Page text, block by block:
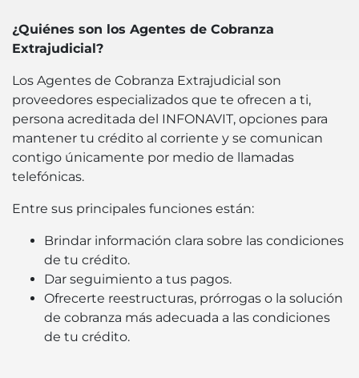
¿Quiénes son los Agentes de Cobranza
Extrajudicial?
Los Agentes de Cobranza Extrajudicial son
proveedores especializados que te ofrecen a ti,
persona acreditada del INFONAVIT, opciones para
mantener tu crédito al corriente y se comunican
contigo únicamente por medio de llamadas
telefónicas.
Entre sus principales funciones están:
Brindar información clara sobre las condiciones
de tu crédito.
Dar seguimiento a tus pagos.
Ofrecerte reestructuras, prórrogas o la solución
de cobranza más adecuada a las condiciones
de tu crédito.